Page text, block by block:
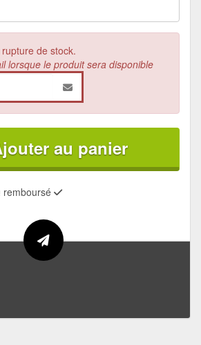
de stock.
lorsque le produit sera disponible
au panier
remboursé